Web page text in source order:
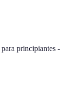
principiantes -